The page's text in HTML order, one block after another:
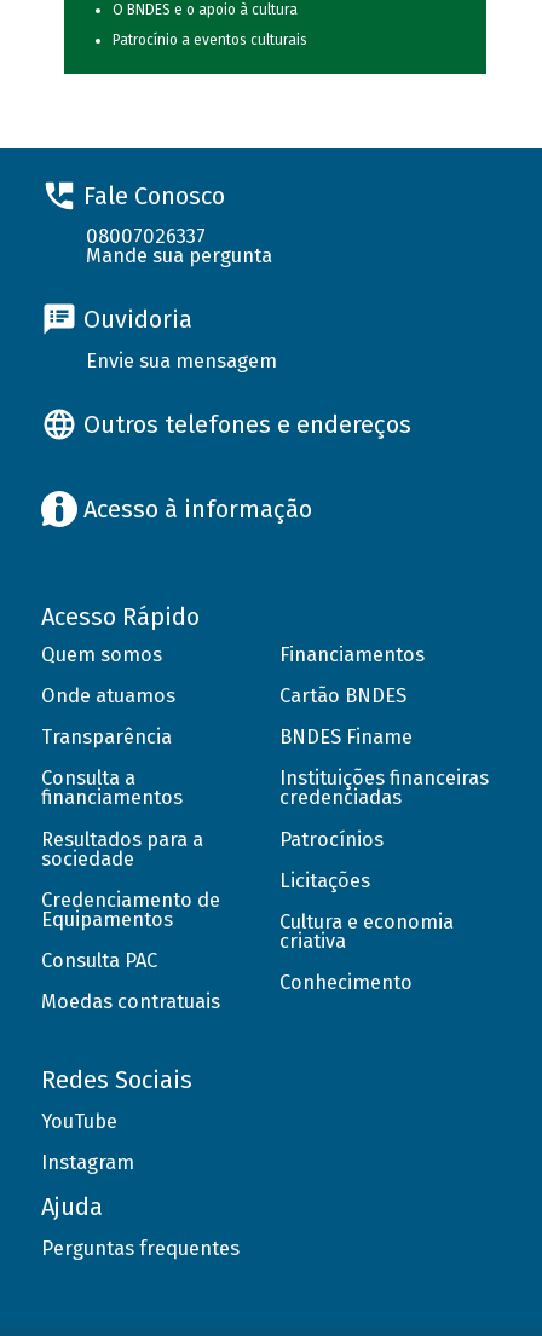
O BNDES e o apoio à cultura
Patrocínio a eventos culturais
Fale Conosco
08007026337
Mande sua pergunta
Ouvidoria
Envie sua mensagem
Outros telefones e endereços
Acesso à informação
Acesso Rápido
Quem somos
Onde atuamos
Transparência
Consulta a
financiamentos
Resultados para a
sociedade
Credenciamento de
Equipamentos
Consulta PAC
Moedas contratuais
Financiamentos
Cartão BNDES
BNDES Finame
Instituições financeiras
credenciadas
Patrocínios
Licitações
Cultura e economia
criativa
Conhecimento
Redes Sociais
YouTube
Instagram
Ajuda
Perguntas frequentes